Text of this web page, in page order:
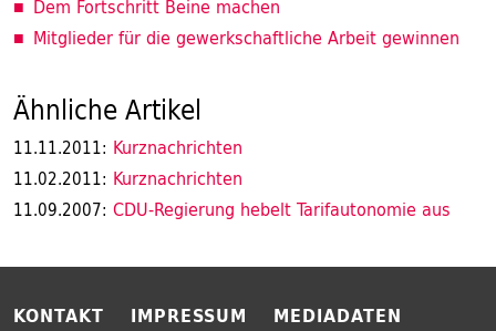
Dem Fortschritt Beine machen
Mitglieder für die gewerkschaftliche Arbeit gewinnen
Ähnliche Artikel
11.11.2011: Kurznachrichten
11.02.2011: Kurznachrichten
11.09.2007: CDU-Regierung hebelt Tarifautonomie aus
KONTAKT IMPRESSUM
MEDIADATEN